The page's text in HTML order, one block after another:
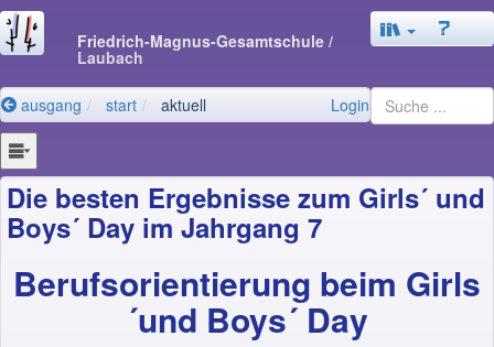
Friedrich-Magnus-Gesamtschule /
Laubach
ausgang start aktuell Login
Die besten Ergebnisse zum Girls´ und
Boys´ Day im Jahrgang 7
Berufsorientierung beim Girls
´und Boys´ Day